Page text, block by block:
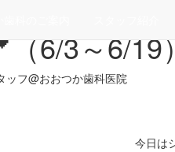
（6/3～6/19
ッフ@おおつか歯科医院
今日は